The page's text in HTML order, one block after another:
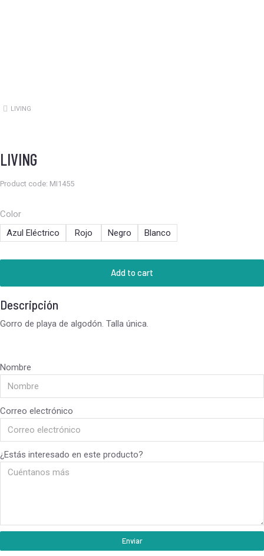
Estás aquí:
LIVING
LIVING
Product code: MI1455
Color
Azul Eléctrico
Rojo Negro Blanco
Add to cart
Descripción
Gorro de playa de algodón. Talla única.
Nombre
Correo electrónico
¿Estás interesado en este producto?
Enviar